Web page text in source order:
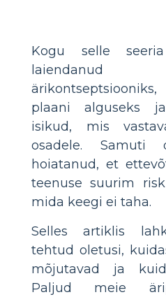
Kogu selle
laiendanud
plaani alguseks
isikud, mis
osadele. Samuti
hoiatanud, et
teenuse suurim
mida keegi ei taha.
Selles artiklis
tehtud oletusi,
mõjutavad ja
Paljud meie